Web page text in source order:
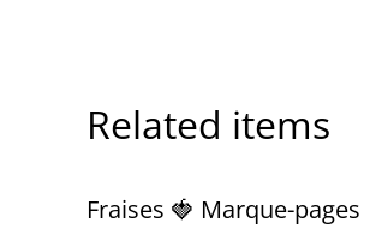
Related items
Fraises 🍓 Marque-pages